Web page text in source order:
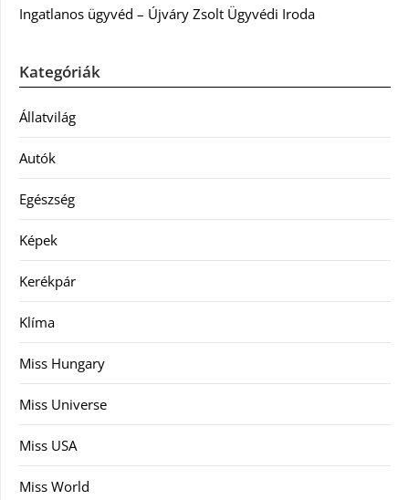
Ingatlanos ügyvéd – Újváry Zsolt Ügyvédi Iroda
Kategóriák
Állatvilág
Autók
Egészség
Képek
Kerékpár
Klíma
Miss Hungary
Miss Universe
Miss USA
Miss World